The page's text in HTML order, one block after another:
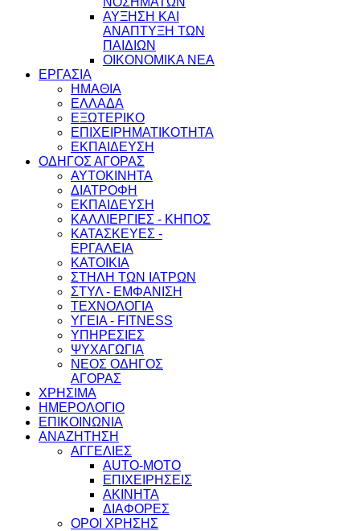
ΑΥΞΗΣΗ ΚΑΙ
ΑΝΑΠΤΥΞΗ ΤΩΝ
ΠΑΙΔΙΩΝ
ΟΙΚΟΝΟΜΙΚΑ ΝΕΑ
ΕΡΓΑΣΙΑ
ΗΜΑΘΙΑ
ΕΛΛΑΔΑ
ΕΞΩΤΕΡΙΚΟ
ΕΠΙΧΕΙΡΗΜΑΤΙΚΟΤΗΤΑ
ΕΚΠΑΙΔΕΥΣΗ
ΟΔΗΓΟΣ ΑΓΟΡΑΣ
ΑΥΤΟΚΙΝΗΤΑ
ΔΙΑΤΡΟΦΗ
ΕΚΠΑΙΔΕΥΣΗ
ΚΑΛΛΙΕΡΓΙΕΣ - ΚΗΠΟΣ
ΚΑΤΑΣΚΕΥΕΣ -
ΕΡΓΑΛΕΙΑ
ΚΑΤΟΙΚΙΑ
ΣΤΗΛΗ ΤΩΝ ΙΑΤΡΩΝ
ΣΤΥΛ - ΕΜΦΑΝΙΣΗ
ΤΕΧΝΟΛΟΓΙΑ
ΥΓΕΙΑ - FITNESS
ΥΠΗΡΕΣΙΕΣ
ΨΥΧΑΓΩΓΙΑ
ΝΕΟΣ ΟΔΗΓΟΣ
ΑΓΟΡΑΣ
ΧΡΗΣΙΜΑ
ΗΜΕΡΟΛΟΓΙΟ
ΕΠΙΚΟΙΝΩΝΙΑ
ΑΝΑΖΗΤΗΣΗ
ΑΓΓΕΛΙΕΣ
AUTO-MOTO
ΕΠΙΧΕΙΡΗΣΕΙΣ
ΑΚΙΝΗΤΑ
ΔΙΑΦΟΡΕΣ
ΟΡΟΙ ΧΡΗΣΗΣ